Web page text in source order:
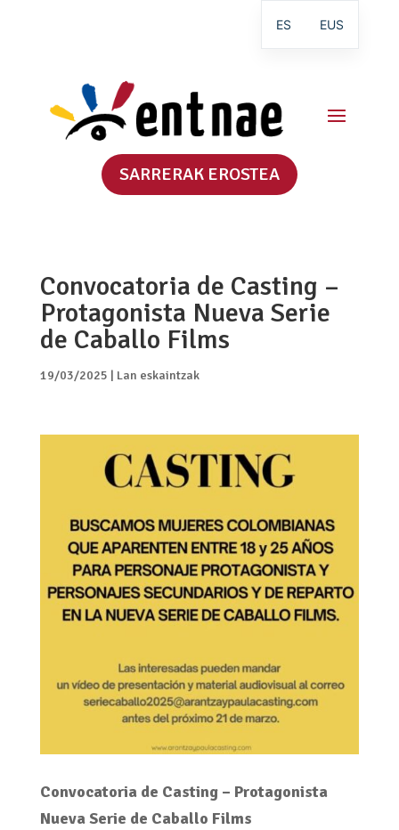
SARRERAK EROSTEA
Convocatoria de Casting –
Protagonista Nueva Serie
de Caballo Films
19/03/2025 | Lan eskaintzak
Convocatoria de Casting – Protagonista
Nueva Serie de Caballo Films
ES EUS